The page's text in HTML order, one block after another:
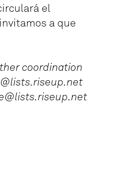
el
a que
coordination